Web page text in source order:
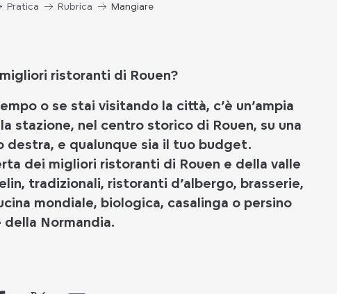
Pratica Rubrica Mangiare
ristoranti di Rouen?
o se stai visitando la città, c’è un’ampia
stazione, nel centro storico di Rouen, su una
destra, e qualunque sia il tuo budget.
dei migliori ristoranti di Rouen e della valle
tradizionali, ristoranti d’albergo, brasserie,
mondiale, biologica, casalinga o persino
della Normandia.